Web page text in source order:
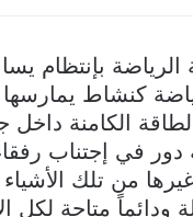
بإنتظام
كنشاط
الطاقة الكامنة
دور في إجتناب
من تلك
ودائماً متاحة لكل